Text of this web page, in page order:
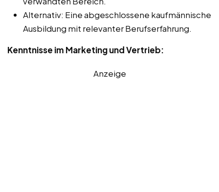
Alternativ: Eine abgeschlossene kaufmännische
Ausbildung mit relevanter Berufserfahrung.
Kenntnisse im Marketing und Vertrieb:
Anzeige